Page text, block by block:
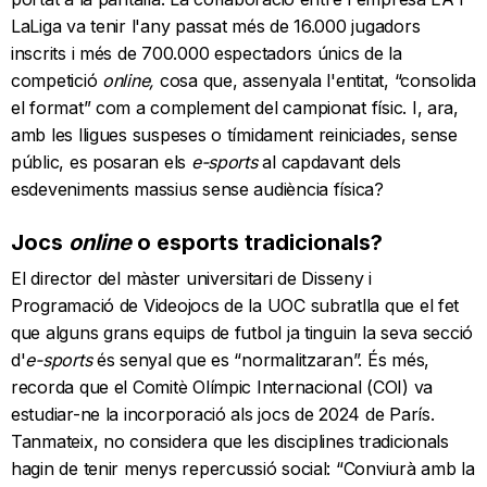
LaLiga va tenir l'any passat més de 16.000 jugadors
inscrits i més de 700.000 espectadors únics de la
competició online, cosa que, assenyala l'entitat, “consolida
el format” com a complement del campionat físic. I, ara,
amb les lligues suspeses o tímidament reiniciades, sense
públic, es posaran els e-sportsal capdavant dels
esdeveniments massius sense audiència física?
Jocs onlineo esports tradicionals?
El director del màster universitari de Disseny i
Programació de Videojocs de la UOC subratlla que el fet
que alguns grans equips de futbol ja tinguin la seva secció
d'e-sportsés senyal que es “normalitzaran”. És més,
recorda que el Comitè Olímpic Internacional (COI) va
estudiar-ne la incorporació als jocs de 2024 de París.
Tanmateix, no considera que les disciplines tradicionals
hagin de tenir menys repercussió social: “Conviurà amb la